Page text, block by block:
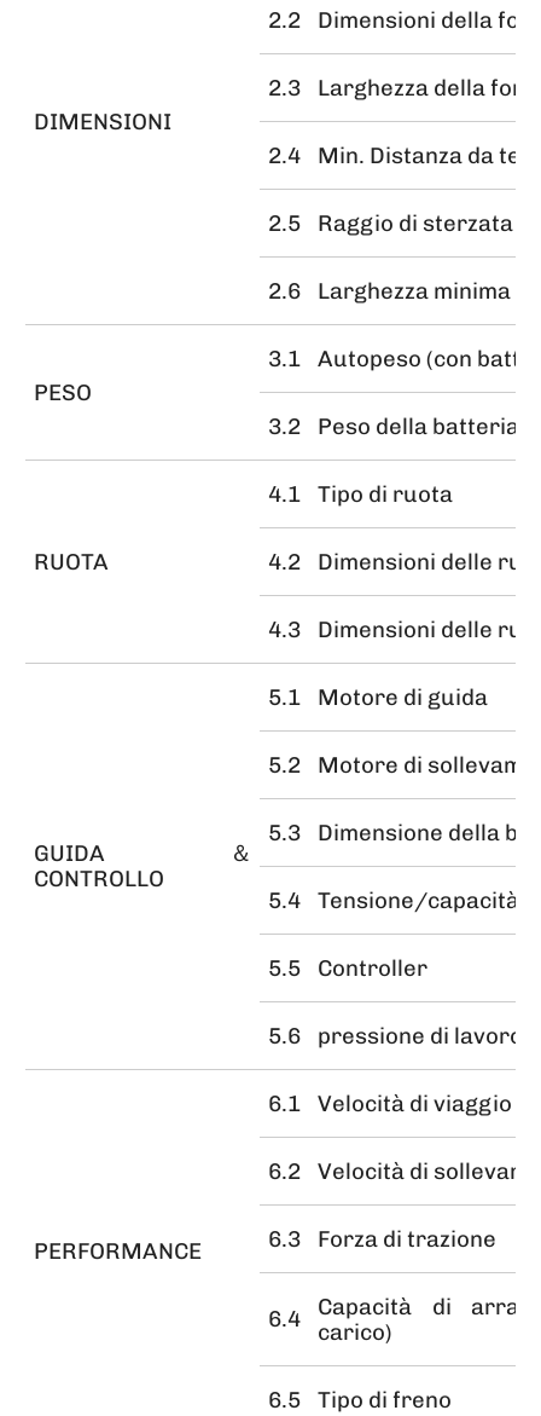
DIMENSIONI
2.2 Dimensioni della
2.3 Larghezza della
2.4 Min. Distanza da
2.5 Raggio di sterzata
2.6 Larghezza minima
PESO
3.1 Autopeso (con
3.2 Peso della batteria
RUOTA
4.1 Tipo di ruota
4.2 Dimensioni delle
4.3 Dimensioni delle
GUIDA＆
CONTROLLO
5.1 Motore di guida
5.2 Motore di
5.3 Dimensione della
5.4 Tensione/capacità
5.5 Controller
5.6 pressione di lavoro
PERFORMANCE
6.1 Velocità di viaggio
6.2 Velocità di
6.3 Forza di trazione
6.4
Capacità di
carico)
6.5 Tipo di freno